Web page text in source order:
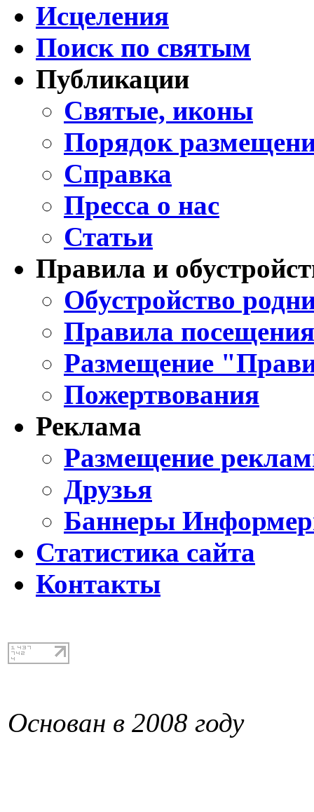
Исцеления
Поиск по святым
Публикации
Святые, иконы
Порядок
Справка
Пресса о нас
Статьи
Правила и
Обустройство
Правила
Размещение
Пожертвования
Реклама
Размещение
Друзья
Баннеры
Статистика сайта
Контакты
Основан в 2008 году